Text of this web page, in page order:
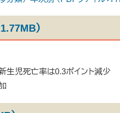
）
生児死亡率は0.3ポイント減少